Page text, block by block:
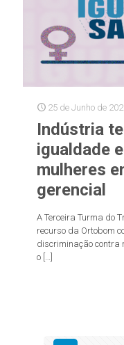
25 de Junho de
Indústria
igualdade
mulheres
gerencial
A Terceira Turma do
recurso da Ortobom
discriminação contra
o […]